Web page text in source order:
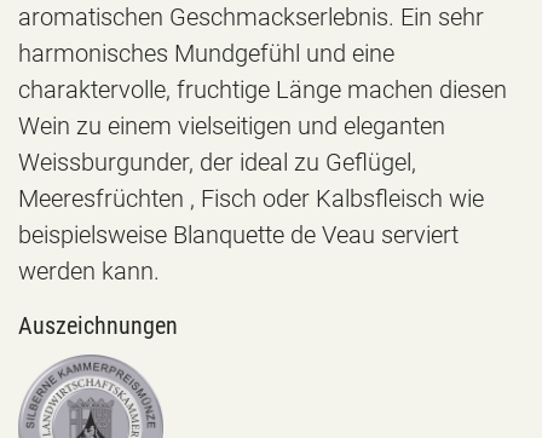
aromatischen Geschmackserlebnis. Ein sehr
harmonisches Mundgefühl und eine
charaktervolle, fruchtige Länge machen diesen
Wein zu einem vielseitigen und eleganten
Weissburgunder, der ideal zu Geflügel,
Meeresfrüchten , Fisch oder Kalbsfleisch wie
beispielsweise Blanquette de Veau serviert
werden kann.
Auszeichnungen